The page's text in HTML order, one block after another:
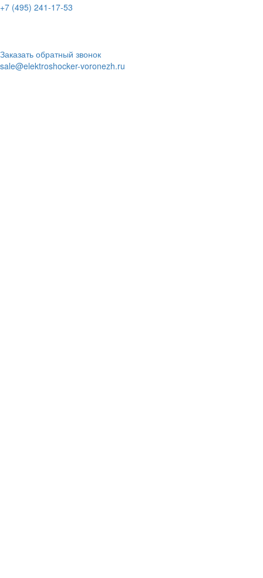
+7 (495) 241-17-53
Заказать обратный звонок
sale@elektroshocker-voronezh.ru